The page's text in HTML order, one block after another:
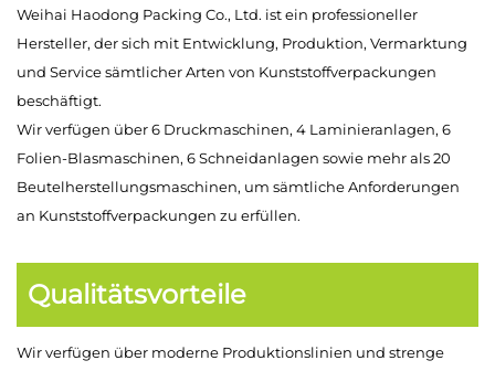
Weihai Haodong Packing Co., Ltd. ist ein professioneller
Hersteller, der sich mit Entwicklung, Produktion, Vermarktung
und Service sämtlicher Arten von Kunststoffverpackungen
beschäftigt.
Wir verfügen über 6 Druckmaschinen, 4 Laminieranlagen, 6
Folien-Blasmaschinen, 6 Schneidanlagen sowie mehr als 20
Beutelherstellungsmaschinen, um sämtliche Anforderungen
an Kunststoffverpackungen zu erfüllen.
Qualitätsvorteile
Wir verfügen über moderne Produktionslinien und strenge